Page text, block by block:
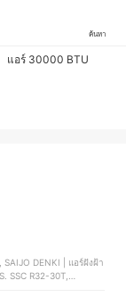
ค้นหา
แอร์ 30000 BTU
SSC R32-30T,